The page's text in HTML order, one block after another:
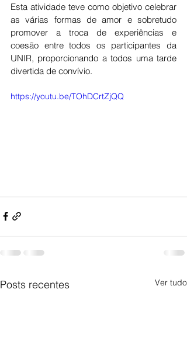
Esta atividade teve como objetivo celebrar
as várias formas de amor e sobretudo
promover a troca de experiências e
coesão entre todos os participantes da
UNIR, proporcionando a todos uma tarde
divertida de convívio.
https://youtu.be/TOhDCrtZjQQ
Posts recentes Ver tudo